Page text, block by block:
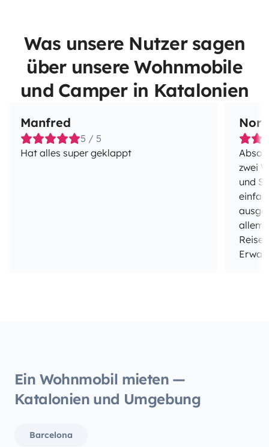
Was unsere Nutzer sagen
über unsere Wohnmobile
und Camper in Katalonien
Manfred
5 / 5
Hat alles super geklappt
Absolut
zwei
und
allem,
Reise
Ein Wohnmobil mieten —
Katalonien und Umgebung
Barcelona